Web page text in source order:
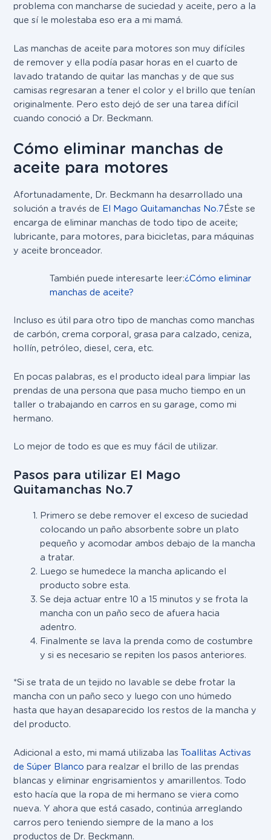
problema con mancharse de suciedad y aceite, pero a la
que sí le molestaba eso era a mi mamá.
Las manchas de aceite para motores son muy difíciles
de remover y ella podía pasar horas en el cuarto de
lavado tratando de quitar las manchas y de que sus
camisas regresaran a tener el color y el brillo que tenían
originalmente. Pero esto dejó de ser una tarea difícil
cuando conoció a Dr. Beckmann.
Cómo eliminar manchas de
aceite para motores
Afortunadamente, Dr. Beckmann ha desarrollado una
solución a través de El Mago Quitamanchas No.7Éste se
encarga de eliminar manchas de todo tipo de aceite;
lubricante, para motores, para bicicletas, para máquinas
y aceite bronceador.
También puede interesarte leer:¿Cómo eliminar
manchas de aceite?
Incluso es útil para otro tipo de manchas como manchas
de carbón, crema corporal, grasa para calzado, ceniza,
hollín, petróleo, diesel, cera, etc.
En pocas palabras, es el producto ideal para limpiar las
prendas de una persona que pasa mucho tiempo en un
taller o trabajando en carros en su garage, como mi
hermano.
Lo mejor de todo es que es muy fácil de utilizar.
Pasos para utilizar El Mago
Quitamanchas No.7
Primero se debe remover el exceso de suciedad
colocando un paño absorbente sobre un plato
pequeño y acomodar ambos debajo de la mancha
a tratar.
Luego se humedece la mancha aplicando el
producto sobre esta.
Se deja actuar entre 10 a 15 minutos y se frota la
mancha con un paño seco de afuera hacia
adentro.
Finalmente se lava la prenda como de costumbre
y si es necesario se repiten los pasos anteriores.
*Si se trata de un tejido no lavable se debe frotar la
mancha con un paño seco y luego con uno húmedo
hasta que hayan desaparecido los restos de la mancha y
del producto.
Adicional a esto, mi mamá utilizaba lasToallitas Activas
de Súper Blanco para realzar el brillo de las prendas
blancas y eliminar engrisamientos y amarillentos. Todo
esto hacía que la ropa de mi hermano se viera como
nueva. Y ahora que está casado, continúa arreglando
carros pero teniendo siempre de la mano a los
productos de Dr. Beckmann.